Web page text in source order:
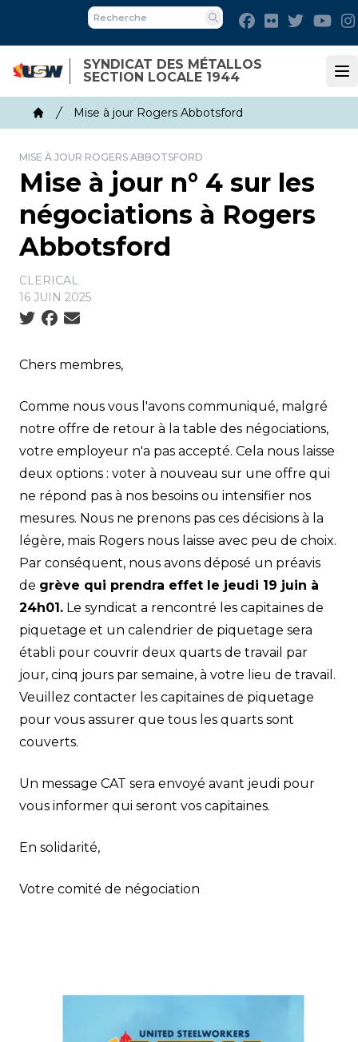
main
content
SYNDICAT DES MÉTALLOS
SECTION LOCALE 1944
Recherche
Facebook
Flickr Twitter
Breadcrumb
Home
Mise à jour Rogers Abbotsford
MISE À JOUR ROGERS ABBOTSFORD
Mise à jour n° 4 sur les
négociations à Rogers
Abbotsford
CLERICAL
16 JUIN 2025
Social share icons
Chers membres,
Comme nous vous l'avons communiqué, malgré
notre offre de retour à la table des négociations,
votre employeur n'a pas accepté. Cela nous laisse
deux options : voter à nouveau sur une offre qui
ne répond pas à nos besoins ou intensifier nos
mesures. Nous ne prenons pas ces décisions à la
légère, mais Rogers nous laisse avec peu de choix.
Par conséquent, nous avons déposé un préavis
de grève qui prendra effet le jeudi 19 juin à
24h01. Le syndicat a rencontré les capitaines de
piquetage et un calendrier de piquetage sera
établi pour couvrir deux quarts de travail par
jour, cinq jours par semaine, à votre lieu de travail.
Veuillez contacter les capitaines de piquetage
pour vous assurer que tous les quarts sont
couverts.
Un message CAT sera envoyé avant jeudi pour
vous informer qui seront vos capitaines.
En solidarité,
Votre comité de négociation